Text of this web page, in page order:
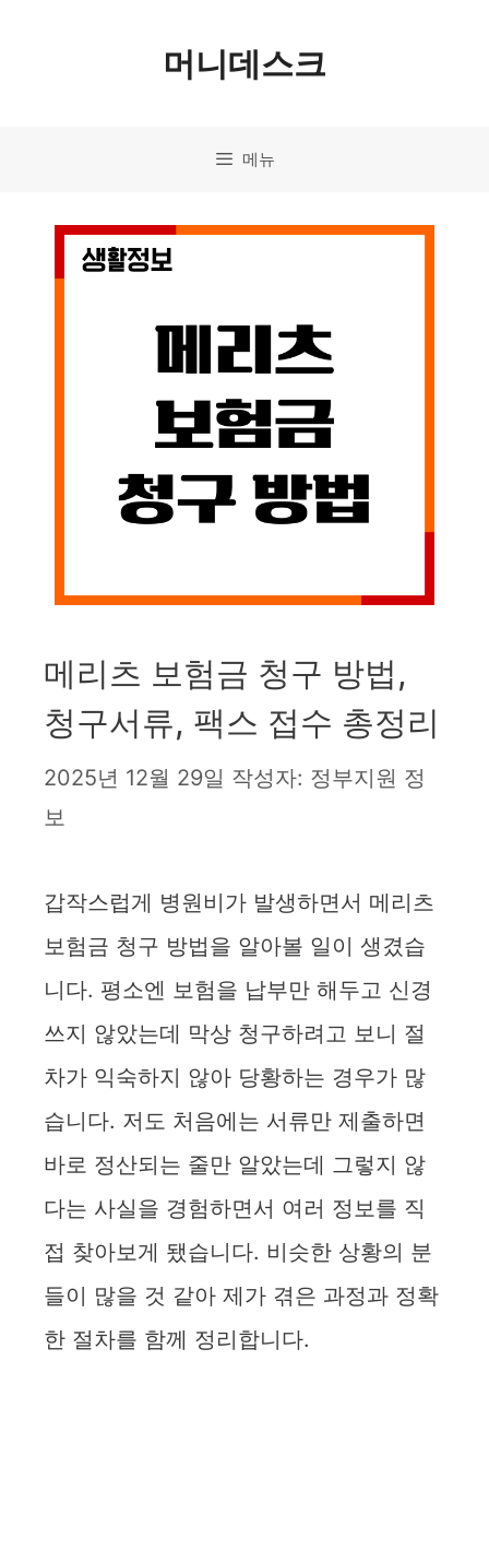
머니데스크
메뉴
메리츠 보험금 청구 방법,
청구서류, 팩스 접수 총정리
2025년 12월 29일 작성자: 정부지원 정
보
갑작스럽게 병원비가 발생하면서 메리츠
보험금 청구 방법을 알아볼 일이 생겼습
니다. 평소엔 보험을 납부만 해두고 신경
쓰지 않았는데 막상 청구하려고 보니 절
차가 익숙하지 않아 당황하는 경우가 많
습니다. 저도 처음에는 서류만 제출하면
바로 정산되는 줄만 알았는데 그렇지 않
다는 사실을 경험하면서 여러 정보를 직
접 찾아보게 됐습니다. 비슷한 상황의 분
들이 많을 것 같아 제가 겪은 과정과 정확
한 절차를 함께 정리합니다.